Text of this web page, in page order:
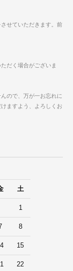
せていただきます。前
だく場合がございま
ので、万が一お忘れに
ますよう、よろしくお
土
1
7 8
15
22